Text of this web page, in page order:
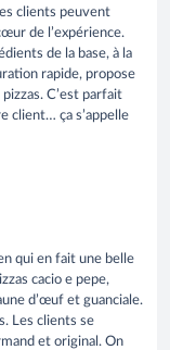
clients peuvent
de l’expérience.
de la base, à la
rapide, propose
C’est parfait
client… ça s’appelle
qui en fait une belle
cacio e pepe,
d’œuf et guanciale.
Les clients se
et original. On